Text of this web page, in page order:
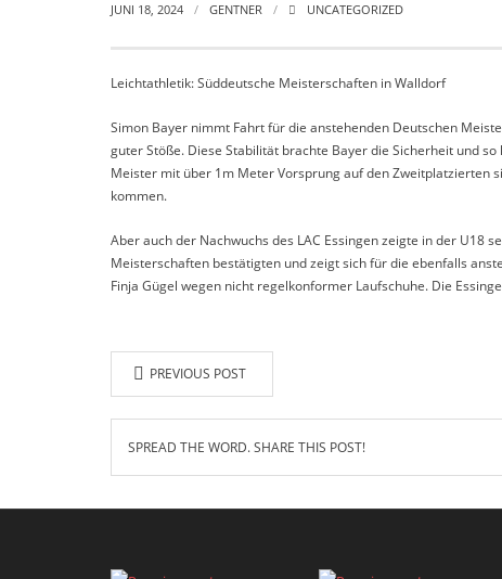
JUNI 18, 2024 GENTNER UNCATEGORIZED
Leichtathletik: Süddeutsche Meisterschaften in Walldorf
Simon Bayer nimmt Fahrt für die anstehenden Deutschen
guter Stöße. Diese Stabilität brachte Bayer die Sicherheit und
Meister mit über 1m Meter Vorsprung auf den Zweitplatzierten
kommen.
Aber auch der Nachwuchs des LAC Essingen zeigte in der U18
Meisterschaften bestätigten und zeigt sich für die ebenfalls
Finja Gügel wegen nicht regelkonformer Laufschuhe. Die
PREVIOUS POST
SPREAD THE WORD. SHARE THIS POST!